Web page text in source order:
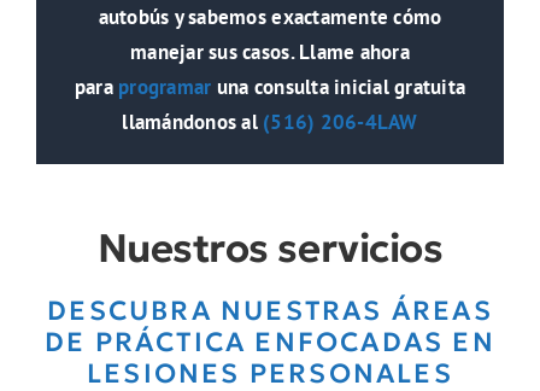
autobús y sabemos exactamente cómo
manejar sus casos. Llame ahora
para programar una consulta inicial gratuita
llamándonos al (516) 206-4LAW
Nuestros servicios
DESCUBRA NUESTRAS ÁREAS
DE PRÁCTICA ENFOCADAS EN
LESIONES PERSONALES